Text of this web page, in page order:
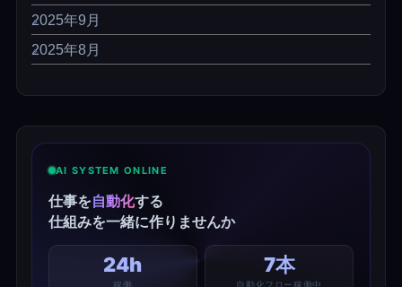
2025年9月
2025年8月
AI SYSTEM ONLINE
仕事を自動化する
仕組みを一緒に作りませんか
24h
稼働
7本
自動化フロー稼働中